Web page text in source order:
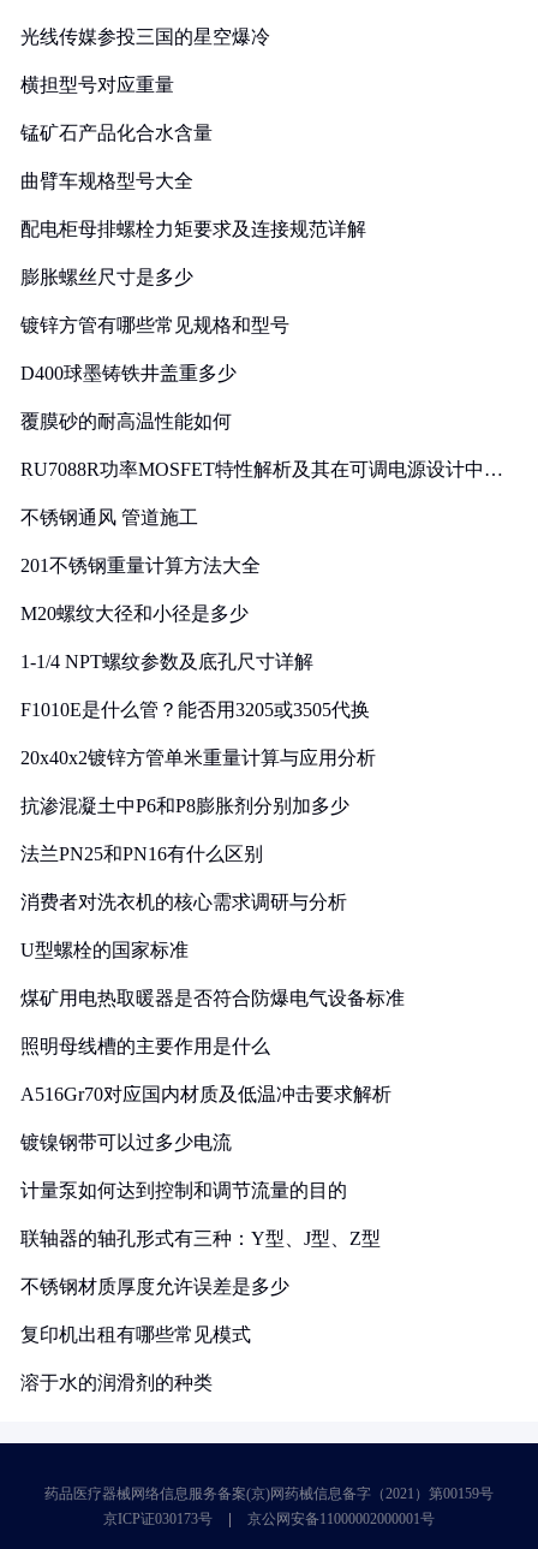
光线传媒参投三国的星空爆冷
横担型号对应重量
锰矿石产品化合水含量
曲臂车规格型号大全
配电柜母排螺栓力矩要求及连接规范详解
膨胀螺丝尺寸是多少
镀锌方管有哪些常见规格和型号
D400球墨铸铁井盖重多少
覆膜砂的耐高温性能如何
RU7088R功率MOSFET特性解析及其在可调电源设计中的
不锈钢通风 管道施工
201不锈钢重量计算方法大全
M20螺纹大径和小径是多少
1-1/4 NPT螺纹参数及底孔尺寸详解
F1010E是什么管？能否用3205或3505代换
20x40x2镀锌方管单米重量计算与应用分析
抗渗混凝土中P6和P8膨胀剂分别加多少
法兰PN25和PN16有什么区别
消费者对洗衣机的核心需求调研与分析
U型螺栓的国家标准
煤矿用电热取暖器是否符合防爆电气设备标准
照明母线槽的主要作用是什么
A516Gr70对应国内材质及低温冲击要求解析
镀镍钢带可以过多少电流
计量泵如何达到控制和调节流量的目的
联轴器的轴孔形式有三种：Y型、J型、Z型
不锈钢材质厚度允许误差是多少
复印机出租有哪些常见模式
溶于水的润滑剂的种类
药品医疗器械网络信息服务备案(京)网药械信息备字（2021）第00159号
京ICP证030173号
京公网安备11000002000001号